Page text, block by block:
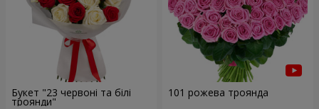
Букет "23 червоні та білі
троянди"
101 рожева троянда